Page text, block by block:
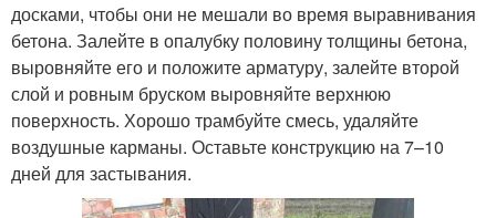
досками, чтобы они не мешали во время выравнивания
бетона. Залейте в опалубку половину толщины бетона,
выровняйте его и положите арматуру, залейте второй
слой и ровным бруском выровняйте верхнюю
поверхность. Хорошо трамбуйте смесь, удаляйте
воздушные карманы. Оставьте конструкцию на 7–10
дней для застывания.